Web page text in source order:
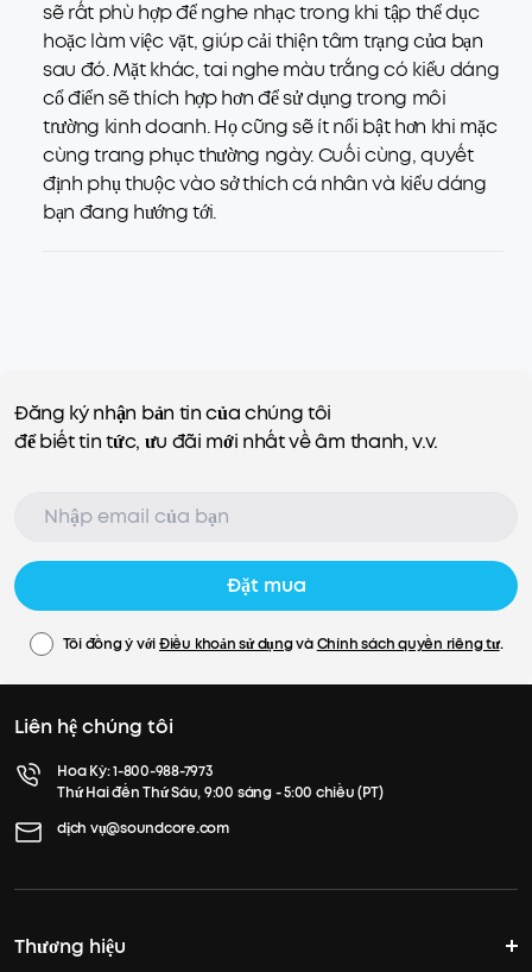
sẽ rất phù hợp để nghe nhạc trong khi tập thể dục
hoặc làm việc vặt, giúp cải thiện tâm trạng của bạn
sau đó. Mặt khác, tai nghe màu trắng có kiểu dáng
cổ điển sẽ thích hợp hơn để sử dụng trong môi
trường kinh doanh. Họ cũng sẽ ít nổi bật hơn khi mặc
cùng trang phục thường ngày. Cuối cùng, quyết
định phụ thuộc vào sở thích cá nhân và kiểu dáng
bạn đang hướng tới.
Đăng ký nhận bản tin của chúng tôi
để biết tin tức, ưu đãi mới nhất về âm thanh, v.v.
Đặt mua
Tôi đồng ý vớiĐiều khoản sử dụngvàChính sách quyền riêng tư.
Liên hệ chúng tôi
Hoa Kỳ:1-800-988-7973
Thứ Hai đến Thứ Sáu, 9:00 sáng - 5:00 chiều (PT)
dịch vụ@soundcore.com
Thương hiệu